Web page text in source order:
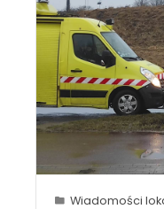
Wiadomości